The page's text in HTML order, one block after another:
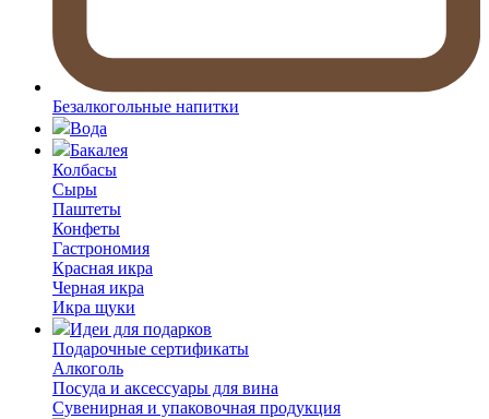
Безалкогольные напитки
Вода
Бакалея
Колбасы
Сыры
Паштеты
Конфеты
Гастрономия
Красная икра
Черная икра
Икра щуки
Идеи для подарков
Подарочные сертификаты
Алкоголь
Посуда и аксессуары для вина
Сувенирная и упаковочная продукция